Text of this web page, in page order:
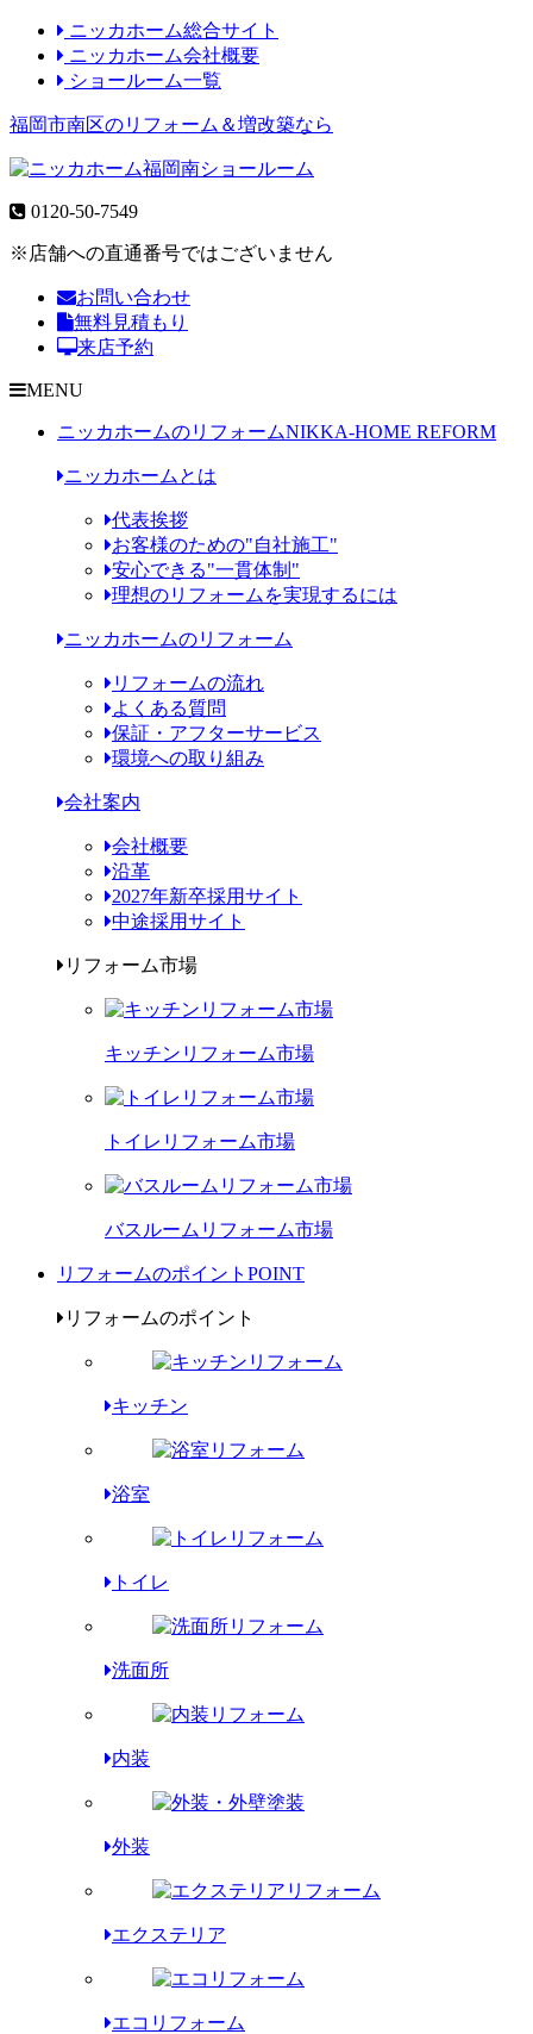
ニッカホーム総合サイト
ニッカホーム会社概要
ショールーム一覧
福岡市南区のリフォーム＆増改築なら
0120-50-7549
※店舗への直通番号ではございません
お問い合わせ
無料見積もり
来店予約
MENU
ニッカホームのリフォームNIKKA-HOME REFORM
ニッカホームとは
代表挨拶
お客様のための"自社施工"
安心できる"一貫体制"
理想のリフォームを実現するには
ニッカホームのリフォーム
リフォームの流れ
よくある質問
保証・アフターサービス
環境への取り組み
会社案内
会社概要
沿革
2027年新卒採用サイト
中途採用サイト
リフォーム市場
キッチンリフォーム市場
トイレリフォーム市場
バスルームリフォーム市場
リフォームのポイント POINT
リフォームのポイント
キッチン
浴室
トイレ
洗面所
内装
外装
エクステリア
エコリフォーム